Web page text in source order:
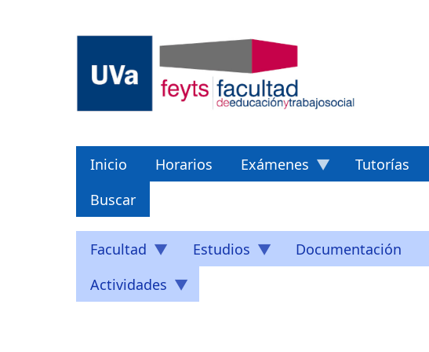
Inicio Horarios Exámenes Tutorías
Buscar
Facultad Estudios Documentación
Actividades